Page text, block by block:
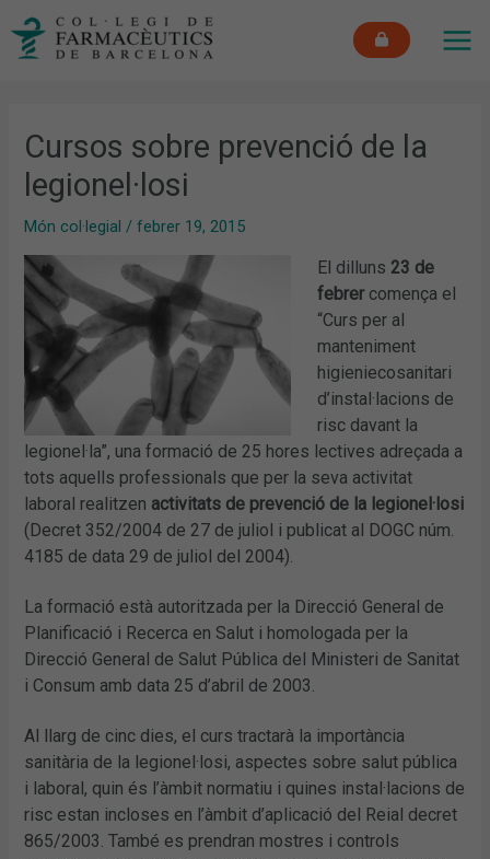
Cursos sobre prevenció de la
legionel·losi
Món col·legial /febrer 19, 2015
El dilluns 23 de
febrercomença el
“Curs per al
manteniment
higieniecosanitari
d’instal·lacions de
risc davant la
legionel·la”, una formació de 25 hores lectives adreçada a
tots aquells professionals que per la seva activitat
laboral realitzen activitats de prevenció de la legionel·losi
(Decret 352/2004 de 27 de juliol i publicat al DOGC núm.
4185 de data 29 de juliol del 2004).
La formació està autoritzada per la Direcció General de
Planificació i Recerca en Salut i homologada per la
Direcció General de Salut Pública del Ministeri de Sanitat
i Consum amb data 25 d’abril de 2003.
Al llarg de cinc dies, el curs tractarà la importància
sanitària de la legionel·losi, aspectes sobre salut pública
i laboral, quin és l’àmbit normatiu i quines instal·lacions de
risc estan incloses en l’àmbit d’aplicació del Reial decret
865/2003. També es prendran mostres i controls